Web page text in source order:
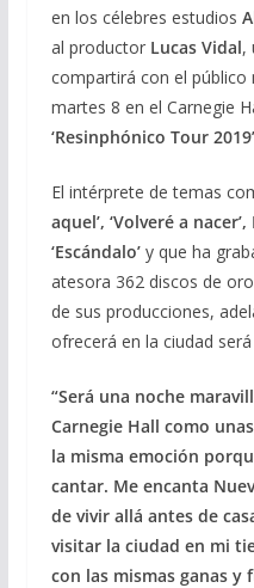
en los célebres estudios
al productor Lucas Vidal,
compartirá con el
martes 8 en el Carnegie
‘Resinphónico Tour
El intérprete de temas
aquel’, ‘Volveré a
‘Escándalo’y que ha
atesora 362 discos de
de sus producciones,
ofrecerá en la ciudad
“Será una noche
Carnegie Hall como
la misma emoción
cantar. Me encanta
de vivir allá antes de
visitar la ciudad en mi
con las mismas ganas y